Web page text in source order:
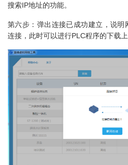
搜索IP地址的功能。
第六步：弹出连接已成功建立，说明
连接，此时可以进行PLC程序的下载上